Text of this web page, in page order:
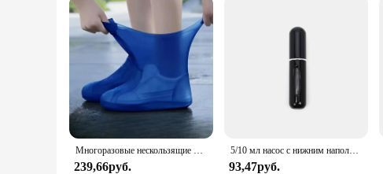
Многоразовые нескользящие резиновые сапоги, водонепроницаемые чехлы для обуви, резиновые чехлы от дождя для уличного использования, товары для дома, товары для дома
239,66руб.
5/10 мл насос с нижним наполнением, многоразовый распылитель для духов, мини-портативный пустой косметический контейнер, распылитель для путешествий
93,47руб.